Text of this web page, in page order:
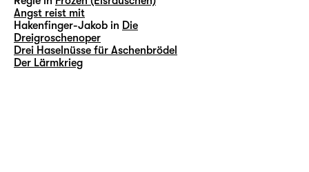
Angst reist mit
Hakenfinger-Jakob in Die
Dreigroschenoper
Drei Haselnüsse für Aschenbrödel
Der Lärmkrieg